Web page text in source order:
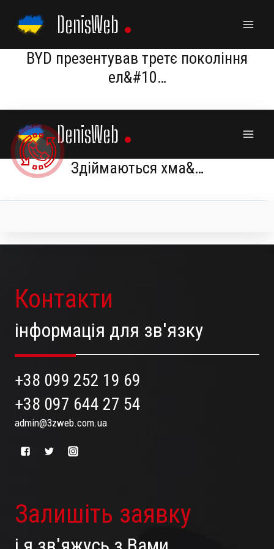
content
DenisWeb
BYD презентував третє покоління
ел&#10…
Контакти
інформація для зв'язку
+38 099 252 19 69
+38 097 644 27 54
admin@3zweb.com.ua
Залишіть заявку